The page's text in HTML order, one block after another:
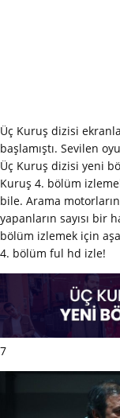
Üç Kuruş dizisi
başlamıştı. Sevilen
Üç Kuruş dizisi yeni
Kuruş 4. bölüm
bile. Arama
yapanların sayısı bir
bölüm izlemek için
4. bölüm ful hd izle!
7